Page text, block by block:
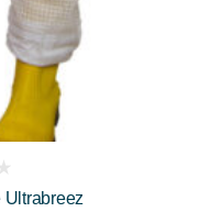
Ultrabreez